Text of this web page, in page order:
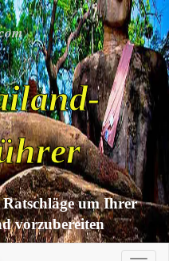
um Ihrer
vorzubereiten